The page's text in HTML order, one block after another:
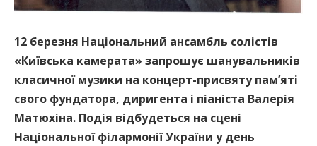
12 березня Національний ансамбль солістів
«Київська камерата» запрошує шанувальників
класичної музики на концерт-присвяту пам’яті
свого фундатора, диригента і піаніста Валерія
Матюхіна. Подія відбудеться на сцені
Національної філармонії України у день